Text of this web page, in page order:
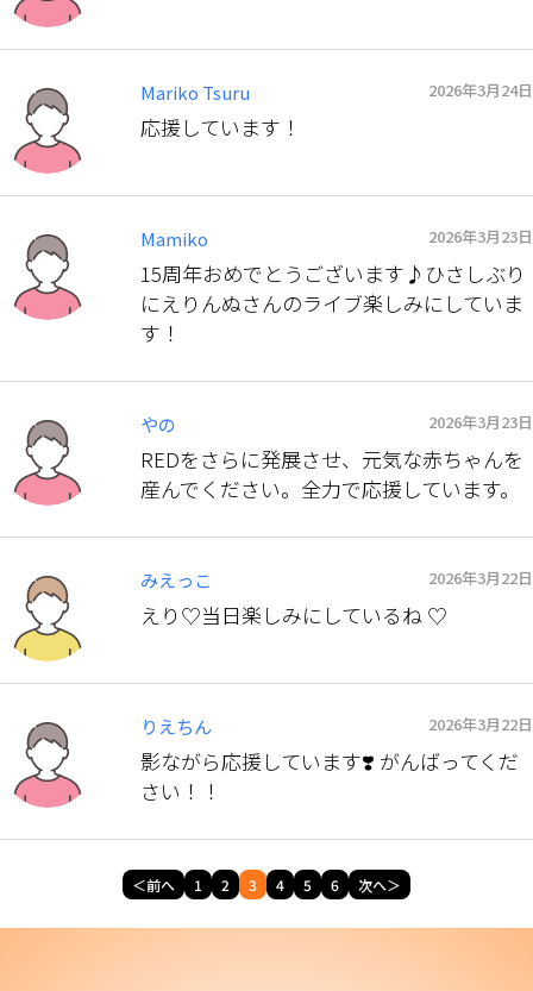
Mariko Tsuru 2026年3月24日
応援しています！
Mamiko 2026年3月23日
15周年おめでとうございます♪ひさしぶり
にえりんぬさんのライブ楽しみにしていま
す！
やの 2026年3月23日
REDをさらに発展させ、元気な赤ちゃんを
産んでください。全力で応援しています。
みえっこ 2026年3月22日
えり♡当日楽しみにしているね ♡
りえちん 2026年3月22日
影ながら応援しています❣️ がんばってくだ
さい！！
＜前へ 1 2 3 4 5 6 次へ＞